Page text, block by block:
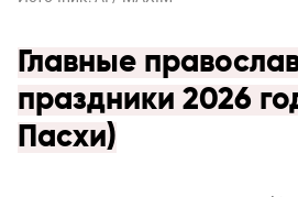
Главные
праздники 2026
Пасхи)